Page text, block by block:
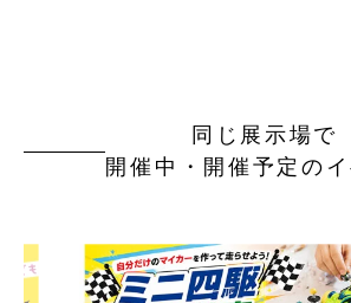
同じ展示場で
開催中・開催予定のイ